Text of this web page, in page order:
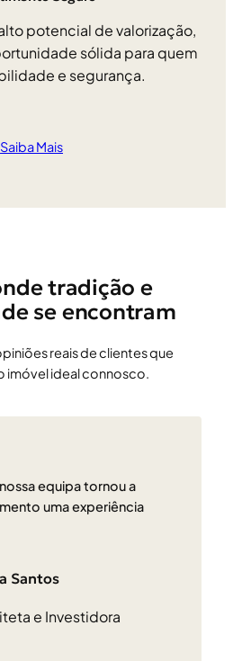
potencial de valorização,
sólida para quem
e segurança.
Saiba Mais
tradição e
se encontram
reais de clientes que
imóvel ideal connosco.
equipa tornou a
uma experiência
Santos
e Investidora